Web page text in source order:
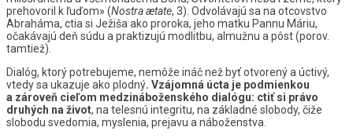
prehovoril k ľuďom» (Nostra ætate, 3). Odvolávajú sa na otcovstvo
Abraháma, ctia si Ježiša ako proroka, jeho matku Pannu Máriu,
očakávajú deň súdu a praktizujú modlitbu, almužnu a pôst (porov.
tamtiež).
Dialóg, ktorý potrebujeme, nemôže ináč než byť otvorený a úctivý,
vtedy sa ukazuje ako plodný. Vzájomná úcta je podmienkou
a zároveň cieľom medzináboženského dialógu: ctiť si právo
druhých na život, na telesnú integritu, na základné slobody, čiže
slobodu svedomia, myslenia, prejavu a náboženstva.